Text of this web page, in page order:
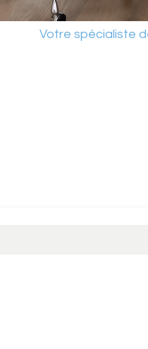
Votre spécialiste de